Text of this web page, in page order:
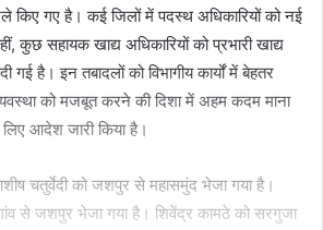
किए गए है। कई जिलों में पदस्थ अधिकारियों को नई
कुछ सहायक खाद्य अधिकारियों को प्रभारी खाद्य
गई है। इन तबादलों को विभागीय कार्यों में बेहतर
को मजबूत करने की दिशा में अहम कदम माना
आदेश जारी किया है।
चतुर्वेदी को जशपुर से महासमुंद भेजा गया है।
से जशपुर भेजा गया है। शिवेंद्र कामठे को सरगुजा